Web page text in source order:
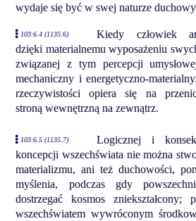
wydaje się być w swej naturze
103:6.4 (1135.6)
Kiedy człowiek
dzięki materialnemu wyposażeniu
związanej z tym percepcji
mechaniczny i energetyczno-
rzeczywistości opiera się na
stroną wewnętrzną na zewnątrz.
103:6.5 (1135.7)
Logicznej i
koncepcji wszechświata nie można
materializmu, ani też duchowości,
myślenia, podczas gdy
dostrzegać kosmos
wszechświatem wywróconym